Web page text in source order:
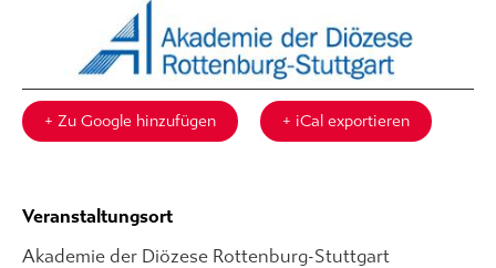
+ Zu Google hinzufügen + iCal exportieren
Veranstaltungsort
Akademie der Diözese Rottenburg-Stuttgart